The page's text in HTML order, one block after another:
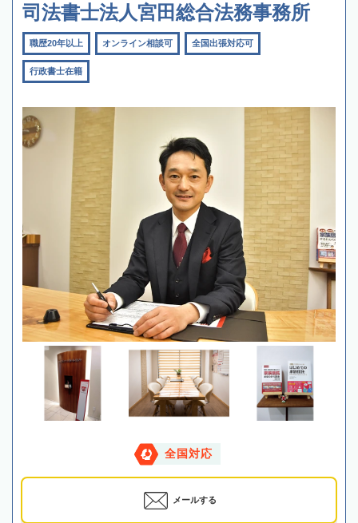
司法書士法人宮田総合法務事務所
職歴20年以上 オンライン相談可 全国出張対応可
行政書士在籍
全国対応
メールする